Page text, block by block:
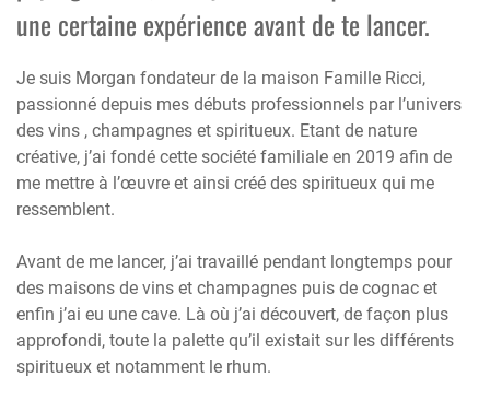
une certaine expérience avant de te lancer.
Je suis Morgan fondateur de la maison Famille Ricci,
passionné depuis mes débuts professionnels par l’univers
des vins , champagnes et spiritueux. Etant de nature
créative, j’ai fondé cette société familiale en 2019 afin de
me mettre à l’œuvre et ainsi créé des spiritueux qui me
ressemblent.
Avant de me lancer, j’ai travaillé pendant longtemps pour
des maisons de vins et champagnes puis de cognac et
enfin j’ai eu une cave. Là où j’ai découvert, de façon plus
approfondi, toute la palette qu’il existait sur les différents
spiritueux et notamment le rhum.